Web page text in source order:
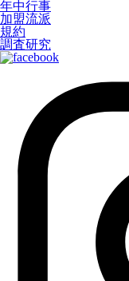
年中行事
加盟流派
規約
調査研究